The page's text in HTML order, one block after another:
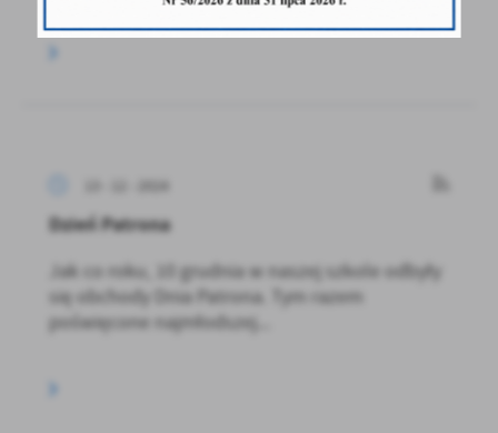
13 - 12 - 2024
Dzień Patrona
Jak co roku, 10 grudnia w naszej szkole odbyły
się obchody Dnia Patrona. Tym razem
poświęcone najmłodszej...